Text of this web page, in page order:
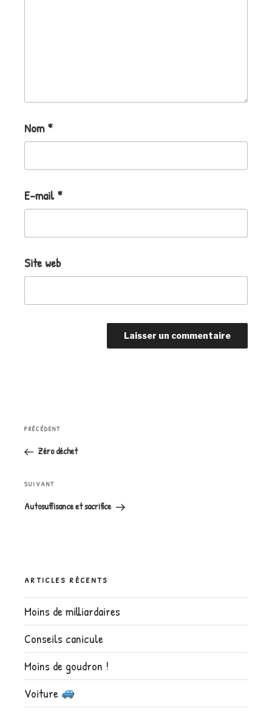
Nom*
E-mail*
Site web
de
l’article
Article
précédent
PRÉCÉDENT
Zéro déchet
Article
suivant
SUIVANT
Autosuffisance et sacrifice
ARTICLES RÉCENTS
Moins de milliardaires
Conseils canicule
Moins de goudron !
Voiture